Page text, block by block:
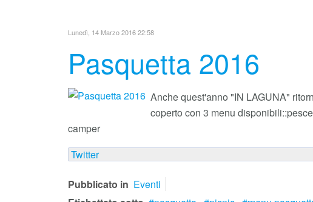
Lunedì, 14 Marzo 2016 22:58
Pasquetta 2016
Anche quest'anno "IN LAGUNA"
coperto con 3 menu
camper
Twitter
Pubblicato in Eventi